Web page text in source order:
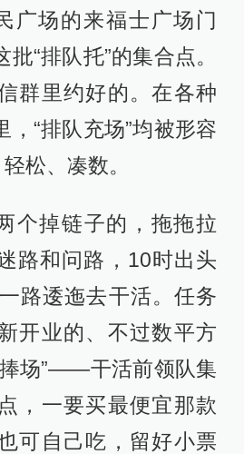
广场的来福士广场门
“排队托”的集合点。
群里约好的。在各种
，“排队充场”均被形容
松、凑数。
个掉链子的，拖拖拉
路和问路，10时出头
路逶迤去干活。任务
开业的、不过数平方
场”——干活前领队集
，一要买最便宜那款
可自己吃，留好小票